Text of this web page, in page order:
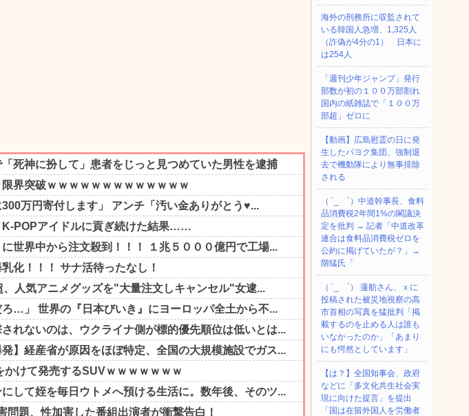
海外の刑務所に収監されて
いる韓国人急増、1,325人
（詐偽が4分の1） 日本に
は254人
「週刊少年ジャンプ」発行
部数が初の１００万部割れ
国内の紙雑誌で「１００万
部超」ゼロに
【動画】広島慰霊の日に発
生したパヨク集団、強制退
去で機動隊により無事排除
される
（ ´_ゝ`）中道幹事長、食料
品消費税2年間1%の閣議決
定を批判 → 記者「中道改革
連合は食料品消費税ゼロを
公約に掲げていたが？」→
階猛氏「
（ ´_ゝ`） 蓮舫さん、ｘに
投稿された被災地視察の高
市首相の写真を猛批判「掲
載するのを止める人は誰も
いなかったのか」「あまり
にも愕然としています」
【は？】全国知事会、政府
などに「多文化共生社会実
現に向けた提言」を提出
「国は在留外国人を労働者